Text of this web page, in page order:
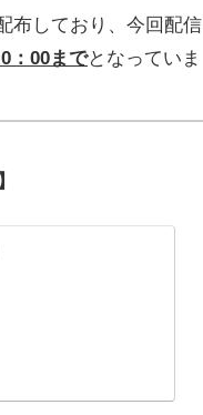
布しており、今回配信
：00までとなっていま